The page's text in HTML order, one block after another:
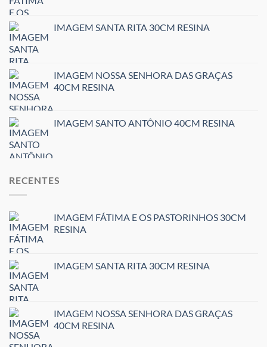
IMAGEM SANTA RITA 30CM RESINA
IMAGEM NOSSA SENHORA DAS GRAÇAS
40CM RESINA
IMAGEM SANTO ANTÔNIO 40CM RESINA
RECENTES
IMAGEM FÁTIMA E OS PASTORINHOS 30CM
RESINA
IMAGEM SANTA RITA 30CM RESINA
IMAGEM NOSSA SENHORA DAS GRAÇAS
40CM RESINA